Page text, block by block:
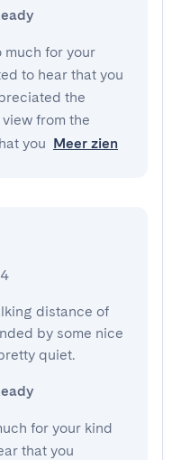
much for your
to hear that you
the
from the
you Meer zien
distance of
by some nice
quiet.
for your kind
that you